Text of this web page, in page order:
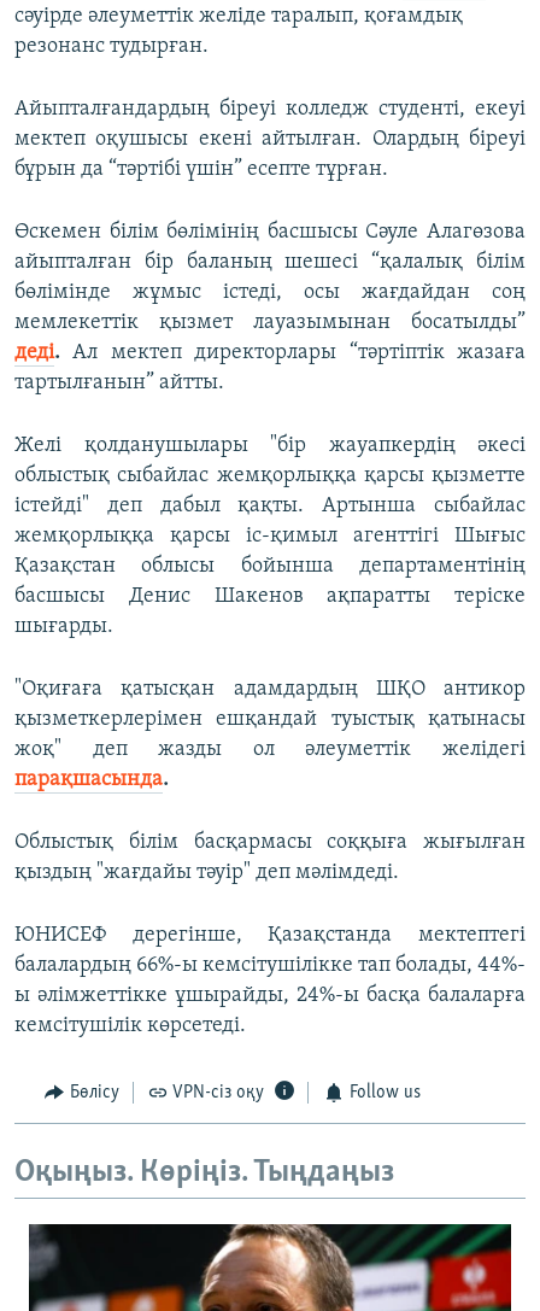
сәуірде әлеуметтік желіде таралып, қоғамдық
резонанс тудырған.
Айыпталғандардың біреуі колледж студенті, екеуі
мектеп оқушысы екені айтылған. Олардың біреуі
бұрын да “тәртібі үшін” есепте тұрған.
Өскемен білім бөлімінің басшысы Сәуле Алагөзова
айыпталған бір баланың шешесі “қалалық білім
бөлімінде жұмыс істеді, осы жағдайдан соң
мемлекеттік қызмет лауазымынан босатылды”
деді.Ал мектеп директорлары “тәртіптік жазаға
тартылғанын” айтты.
Желі қолданушылары "бір жауапкердің әкесі
облыстық сыбайлас жемқорлыққа қарсы қызметте
істейді" деп дабыл қақты. Артынша сыбайлас
жемқорлыққа қарсы іс-қимыл агенттігі Шығыс
Қазақстан облысы бойынша департаментінің
басшысы Денис Шакенов ақпаратты теріске
шығарды.
"Оқиғаға қатысқан адамдардың ШҚО антикор
қызметкерлерімен ешқандай туыстық қатынасы
жоқ" деп жазды ол әлеуметтік желідегі
парақшасында.
Облыстық білім басқармасы соққыға жығылған
қыздың "жағдайы тәуір" деп мәлімдеді.
ЮНИСЕФ дерегінше, Қазақстанда мектептегі
балалардың 66%-ы кемсітушілікке тап болады, 44%-
ы әлімжеттікке ұшырайды, 24%-ы басқа балаларға
кемсітушілік көрсетеді.
Бөлісу VPN-сіз оқу Follow us
Оқыңыз. Көріңіз. Тыңдаңыз